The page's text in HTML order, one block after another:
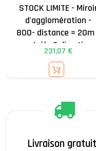
STOCK LIMITE -
d'agglomération -
800- distance = 20m
contrôle 2 directions
externe - attache
universelle de 34 à
231,07 €
Livraison